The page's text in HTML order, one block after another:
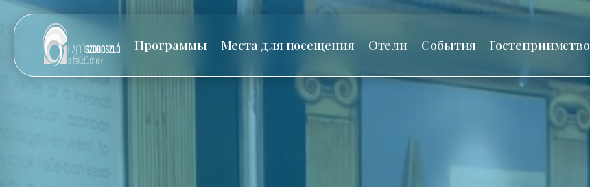
Программы Места для посещения Отели События Гостеприимство